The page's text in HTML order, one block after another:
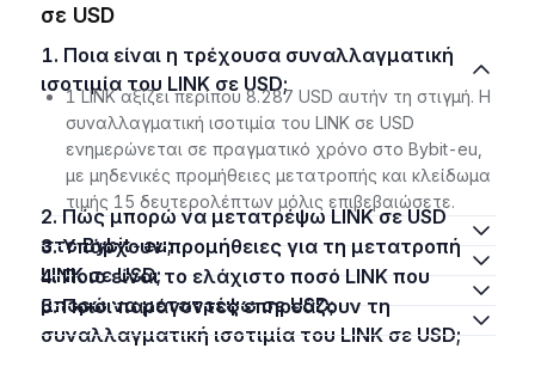
σε USD
1. Ποια είναι η τρέχουσα συναλλαγματική
ισοτιμία του LINK σε USD;
1 LINK αξίζει περίπου 8.287 USD αυτήν τη στιγμή. Η
συναλλαγματική ισοτιμία του LINK σε USD
ενημερώνεται σε πραγματικό χρόνο στο Bybit-eu,
με μηδενικές προμήθειες μετατροπής και κλείδωμα
τιμής 15 δευτερολέπτων μόλις επιβεβαιώσετε.
2. Πώς μπορώ να μετατρέψω LINK σε USD
στο Bybit-eu;
3. Υπάρχουν προμήθειες για τη μετατροπή
LINK σε USD;
4. Ποιο είναι το ελάχιστο ποσό LINK που
μπορώ να μετατρέψω σε USD;
5. Ποιοι παράγοντες επηρεάζουν τη
συναλλαγματική ισοτιμία του LINK σε USD;